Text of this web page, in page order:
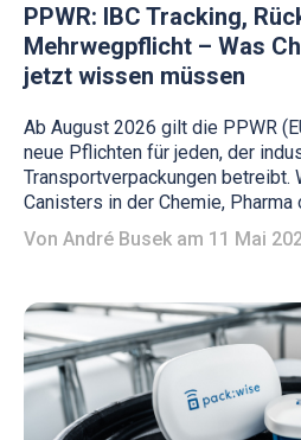
PPWR: IBC Tracking,
Mehrwegpflicht – Was
jetzt wissen müssen
Ab August 2026 gilt die PPWR
neue Pflichten für jeden, der
Transportverpackungen betreibt.
Canisters in der Chemie, Pharma
Von André Busek am 11 Mai